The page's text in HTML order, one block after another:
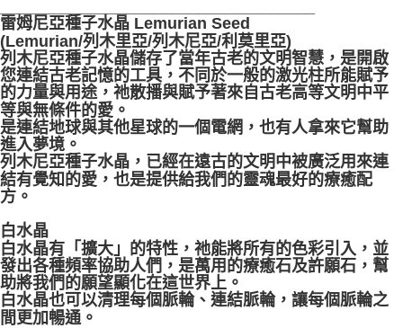
雷姆尼亞種子水晶 Lemurian Seed
(Lemurian/列木里亞/列木尼亞/利莫里亞)
列木尼亞種子水晶儲存了當年古老的文明智慧，是開啟
您連結古老記憶的工具，不同於一般的激光柱所能賦予
的力量與用途，祂散播與賦予著來自古老高等文明中平
等與無條件的愛。
是連結地球與其他星球的一個電網，也有人拿來它幫助
進入夢境。
列木尼亞種子水晶，已經在遠古的文明中被廣泛用來連
結有覺知的愛，也是提供給我們的靈魂最好的療癒配
方。
白水晶
白水晶有「擴大」的特性，祂能將所有的色彩引入，並
發出各種頻率協助人們，是萬用的療癒石及許願石，幫
助將我們的願望顯化在這世界上。
白水晶也可以清理每個脈輪、連結脈輪，讓每個脈輪之
間更加暢通。